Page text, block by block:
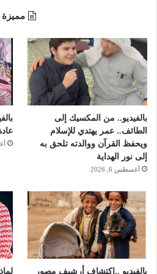
مميزة
بالفيديو.. من المكسيك إلى
الطائف.. عمر يهتدي للإسلام
ويحفظ القرآن ووالدته تلحق به
إلى نور الهداية
أغسطس 6, 2026
بالفيديو ..اكتشاف أرشيف مصور